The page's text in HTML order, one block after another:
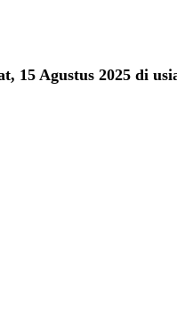
15 Agustus 2025 di